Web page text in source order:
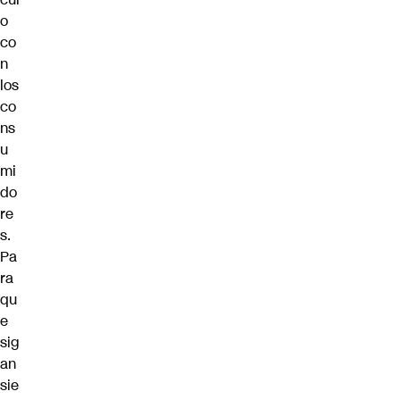
o
co
n
los
co
ns
u
mi
do
re
s.
Pa
ra
qu
e
sig
an
sie